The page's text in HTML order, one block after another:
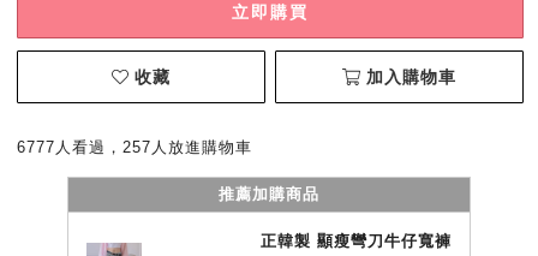
立即購買
收藏 加入購物車
6777人看過，257人放進購物車
推薦加購商品
正韓製 顯瘦彎刀牛仔寬褲